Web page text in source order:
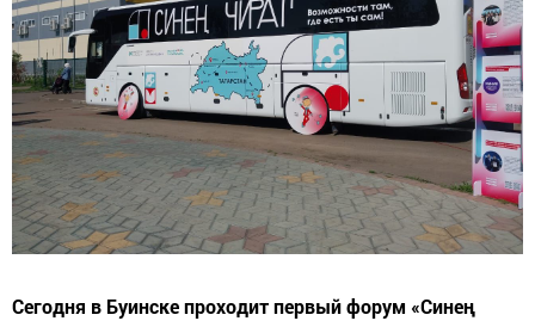
Сегодня в Буинске проходит первый форум «Синең